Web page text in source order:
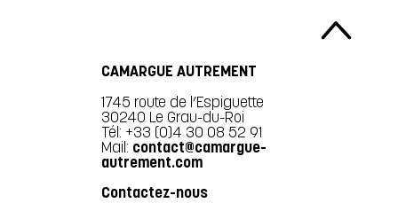
CAMARGUE AUTREMENT
1745 route de l’Espiguette
30240 Le Grau-du-Roi
Tél: +33 (0)4 30 08 52 91
Mail: contact@camargue-
autrement.com
Contactez-nous